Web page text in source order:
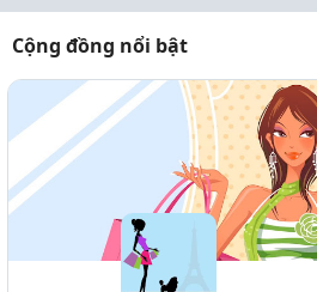
Cộng đồng nổi bật